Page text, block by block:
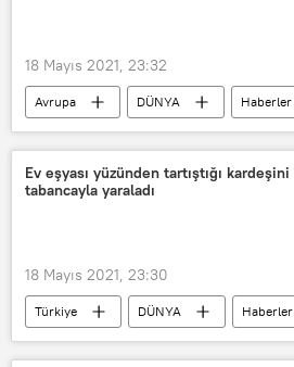
18 Mayıs 2021, 23:32
Avrupa DÜNYA
Haberler
İspanya
Fas
Göçmen
Göçmen krizi
Ceuta
Ev eşyası yüzünden tartıştığı kardeşini
tabancayla yaraladı
18 Mayıs 2021, 23:30
Türkiye DÜNYA
Haberler
eşya
Tartışma
Tabanca